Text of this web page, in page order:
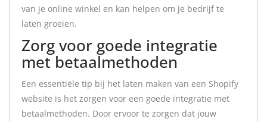
van je online winkel en kan helpen om je bedrijf te
laten groeien.
Zorg voor goede integratie
met betaalmethoden
Een essentiële tip bij het laten maken van een Shopify
website is het zorgen voor een goede integratie met
betaalmethoden. Door ervoor te zorgen dat jouw